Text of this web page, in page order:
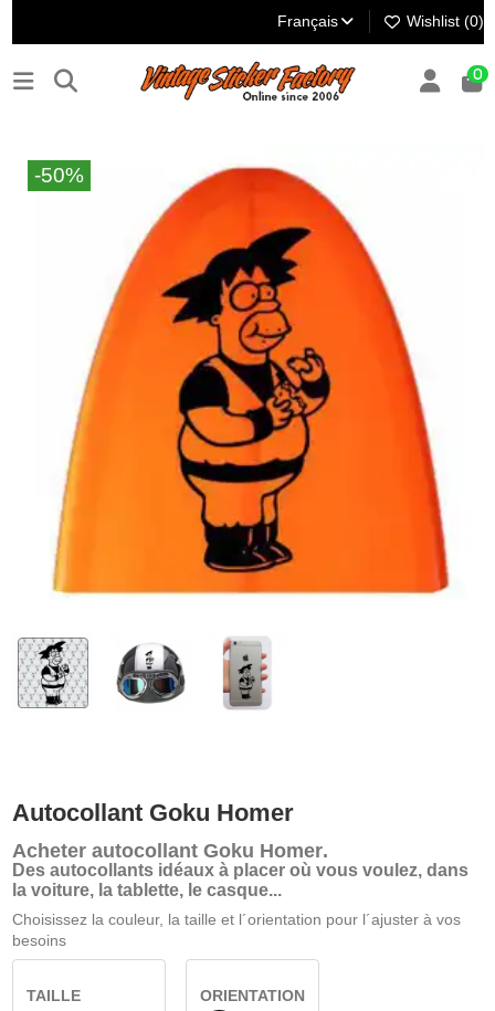
Français Wishlist (0)
0
-50%
Autocollant Goku Homer
Acheter autocollant Goku Homer.
Des autocollants idéaux à placer où vous voulez, dans
la voiture, la tablette, le casque...
Choisissez la couleur, la taille et l´orientation pour l´ajuster à vos
besoins
TAILLE
ORIENTATION